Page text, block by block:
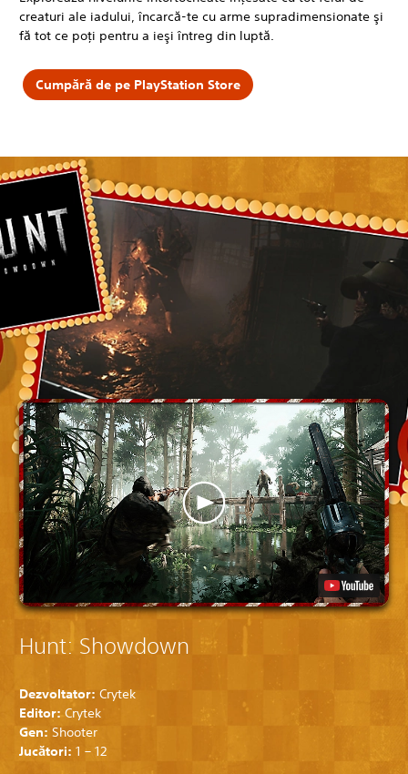
creaturi ale iadului, încarcă-te cu arme supradimensionate şi
fă tot ce poţi pentru a ieşi întreg din luptă.
Cumpără de pe PlayStation Store
Hunt: Showdown
Dezvoltator: Crytek
Editor: Crytek
Gen: Shooter
Jucători: 1 – 12